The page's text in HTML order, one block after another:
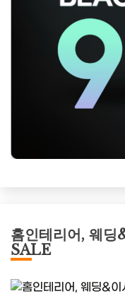
홈인테리어, 웨
SALE